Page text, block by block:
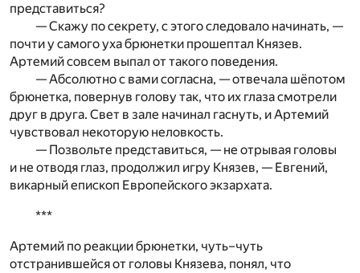
представиться?
— Скажу по секрету, с этого следовало начинать, —
почти у самого уха брюнетки прошептал Князев.
Артемий совсем выпал от такого поведения.
— Абсолютно с вами согласна, — отвечала шёпотом
брюнетка, повернув голову так, что их глаза смотрели
друг в друга. Свет в зале начинал гаснуть, и Артемий
чувствовал некоторую неловкость.
— Позвольте представиться, — не отрывая головы
и не отводя глаз, продолжил игру Князев, — Евгений,
викарный епископ Европейского экзархата.
***
Артемий по реакции брюнетки, чуть–чуть
отстранившейся от головы Князева, понял, что